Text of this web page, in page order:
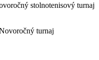
stolnotenisový turnaj
turnaj